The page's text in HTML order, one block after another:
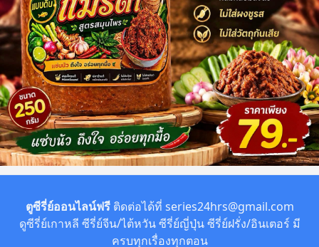
ตูซีรี่ย์ออนไลน์ฟรีติดต่อได้ที่ series24hrs@gmail.com
ดูซีรี่ย์เกาหลี ซีรี่ย์จีน/ไต้หวัน ซีรี่ย์ญี่ปุ่น ซีรี่ย์ฝรั่ง/อินเตอร์ มี
ครบทุกเรื่องทุกตอน